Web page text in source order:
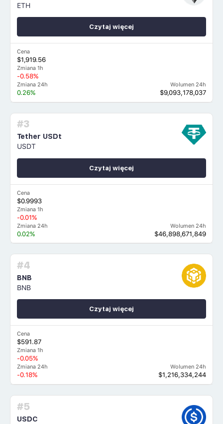
ETH
Cena
$1,919.56
Zmiana 1h
-0.58%
Zmiana 24h
0.26%
Wolumen 24h
$9,093,178,037
Czytaj więcej
#3
Tether USDt
USDT
Cena
$0.9993
Zmiana 1h
-0.01%
Zmiana 24h
0.02%
Wolumen 24h
$46,898,671,849
Czytaj więcej
#4
BNB
BNB
Cena
$591.87
Zmiana 1h
-0.05%
Zmiana 24h
-0.18%
Wolumen 24h
$1,216,334,244
Czytaj więcej
#5
USDC